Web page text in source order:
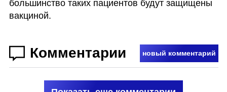
большинство таких пациентов будут защищены
вакциной.
Комментарии новый комментарий